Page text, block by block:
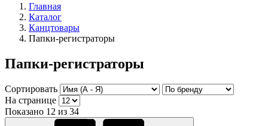
Главная
Каталог
Канцтовары
Папки-регистраторы
Папки-регистраторы
Сортировать
На странице
Показано 12 из 34